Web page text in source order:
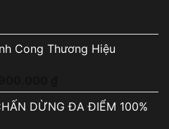
Cong Thương Hiệu
hiện
tại
DỪNG ĐA ĐIỂM 100%